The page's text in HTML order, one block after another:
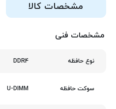
مشخصات کالا
مشخصات فنی
نوع حافظه DDR4
سوکت حافظه U-DIMM